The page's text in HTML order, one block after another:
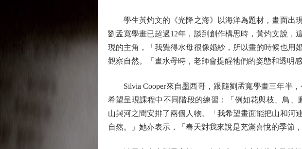
學生黃灼文的《光降之海》以海洋為題材，畫面出
劉孟寬學畫已超過12年，談到創作構思時，黃灼文說，
現的主角，「我覺得水母很像婚紗，所以畫的時候也用
觀察自然。「畫水母時，老師會提醒牠們的姿態和透明
Silvia Cooper來自墨西哥，跟隨劉孟寬學畫三年半，
希望呈現課程中不同階段的練習：「例如花與枝、鳥、
山與河之間安排了兩個人物。「我希望畫面能把山和河
自然。」她亦表示，「春天對我來說是充滿喜悅的季節